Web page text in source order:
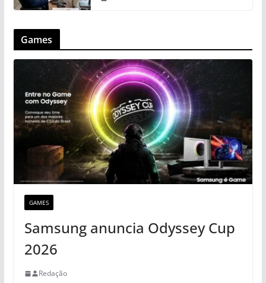
Games
GAMES
Samsung anuncia Odyssey Cup
2026
Redação